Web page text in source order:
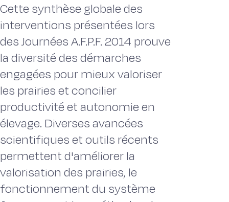
Cette synthèse globale des
interventions présentées lors
des Journées A.F.P.F. 2014 prouve
la diversité des démarches
engagées pour mieux valoriser
les prairies et concilier
productivité et autonomie en
élevage. Diverses avancées
scientifiques et outils récents
permettent d'améliorer la
valorisation des prairies, le
fonctionnement du système